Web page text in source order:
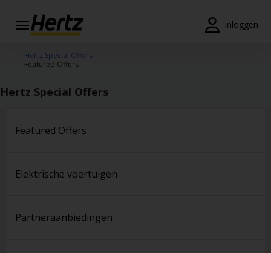
Inloggen
Menu
Reserveringen
Speciale
Join /
NL/NL
Hertz Special Offers
Featured Offers
Hertz Special Offers
Featured Offers
Elektrische voertuigen
Partneraanbiedingen